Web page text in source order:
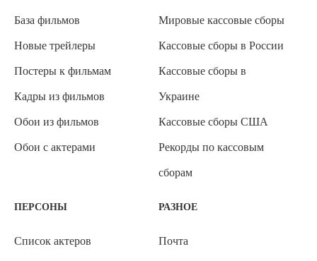
База фильмов
Новые трейлеры
Постеры к фильмам
Кадры из фильмов
Обои из фильмов
Обои с актерами
Мировые кассовые сборы
Кассовые сборы в России
Кассовые сборы в
Украине
Кассовые сборы США
Рекорды по кассовым
сборам
ПЕРСОНЫ
Список актеров
РАЗНОЕ
Почта